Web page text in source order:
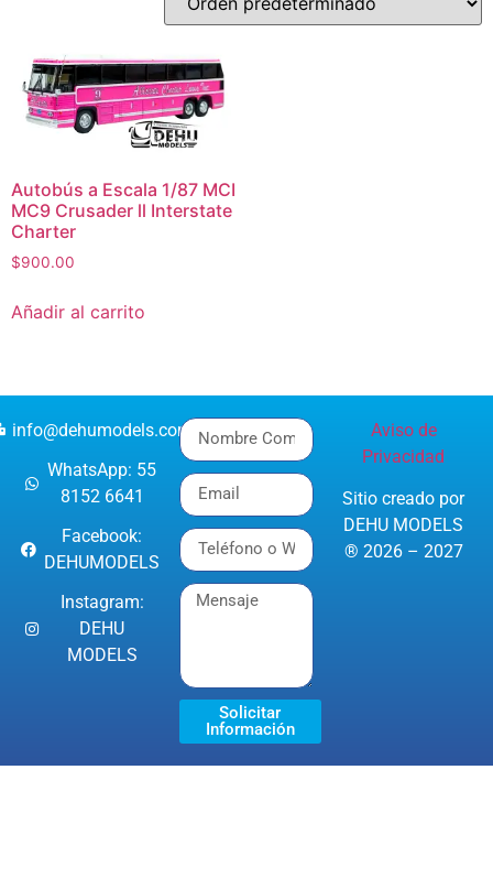
Autobús a Escala 1/87 MCI
MC9 Crusader ll Interstate
Charter
$900.00
Añadir al carrito
info@dehumodels.com
WhatsApp: 55
8152 6641
Facebook:
DEHUMODELS
Instagram:
DEHU
MODELS
Solicitar
Información
Aviso de
Privacidad
Sitio creado por
DEHU MODELS
® 2026 – 2027